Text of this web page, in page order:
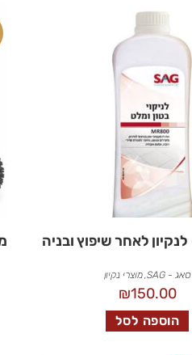
סאג - SAG ,מוצרי נקיון
₪150.00
הוספה לסל